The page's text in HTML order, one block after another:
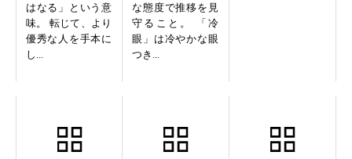
はなる」という意
味。 転じて、より
優秀な人を手本に
し...
な態度で推移を見
守ること。 「冷
眼」は冷やかな眼
つき...